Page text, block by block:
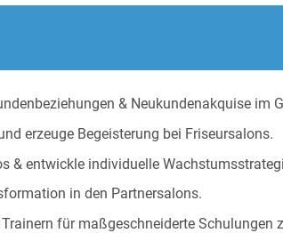
& Neukundenakquise im
erzeuge Begeisterung bei Friseursalons.
& entwickle individuelle
in den Partnersalons.
für maßgeschneiderte Schulungen